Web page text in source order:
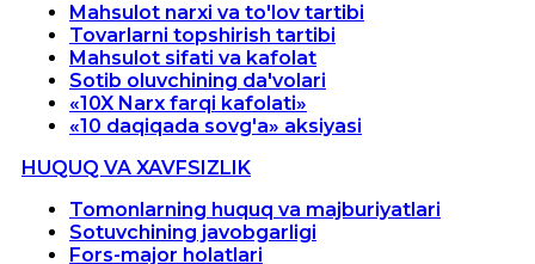
Mahsulot narxi va to'lov tartibi
Tovarlarni topshirish tartibi
Mahsulot sifati va kafolat
Sotib oluvchining da'volari
«10X Narx farqi kafolati»
«10 daqiqada sovg'a» aksiyasi
HUQUQ VA XAVFSIZLIK
Tomonlarning huquq va majburiyatlari
Sotuvchining javobgarligi
Fors-major holatlari